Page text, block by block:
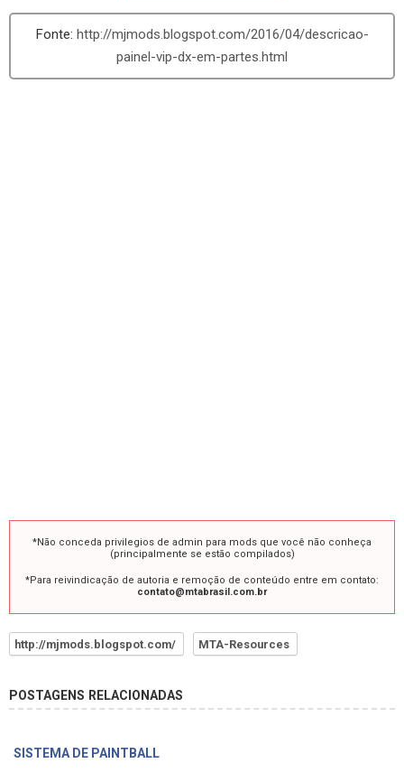
http://mjmods.blogspot.com/2016/04/descricao-
painel-vip-dx-em-partes.html
*Não conceda privilegios de admin para mods que você não conheça
(principalmente se estão compilados)
*Para reivindicação de autoria e remoção de conteúdo entre em contato:
contato@mtabrasil.com.br
http://mjmods.blogspot.com/ MTA-Resources
POSTAGENS RELACIONADAS
SISTEMA DE PAINTBALL